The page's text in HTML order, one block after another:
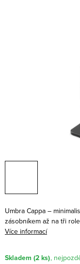
Umbra Cappa –
zásobníkem až na tři
Více informací
Skladem (2 ks)